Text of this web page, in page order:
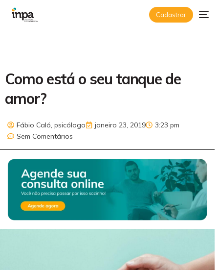
Cadastrar
Como está o seu tanque de
amor?
Fábio Caló, psicólogo janeiro 23, 2019
3:23 pm
Sem Comentários